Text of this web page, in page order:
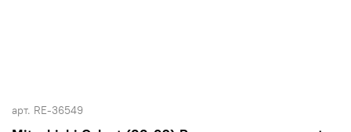
арт. RE-36549